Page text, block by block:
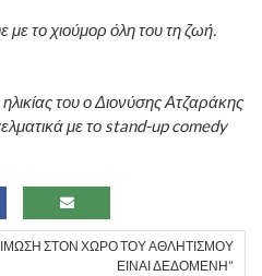
το χιούμορ όλη του τη ζωή.
του ο Διονύσης Ατζαράκης
με το stand-up comedy
ΣΤΟΝ ΧΏΡΟ ΤΟΥ ΑΘΛΗΤΙΣΜΟΎ
ΕΊΝΑΙ ΔΕΔΟΜΈΝΗ”